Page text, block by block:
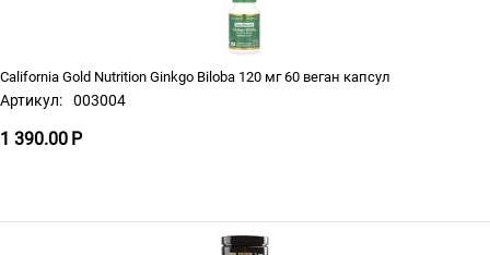
California Gold Nutrition Ginkgo Biloba 120 мг 60 веган капсул
Артикул: 003004
1 390.00 Р